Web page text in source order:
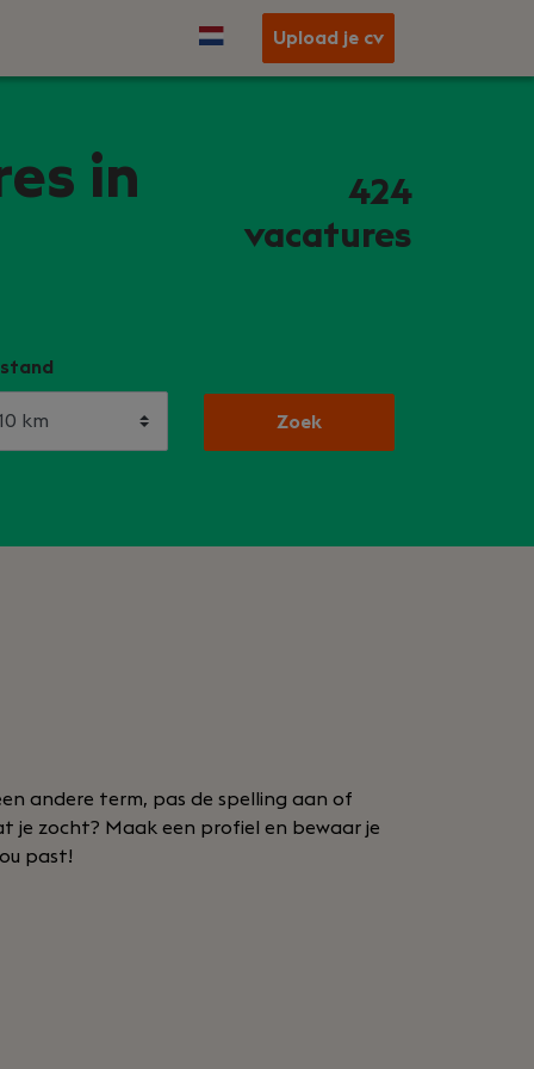
Upload je cv
in
424
vacatures
Zoek
andere term, pas de spelling aan of
je zocht? Maak een profiel en bewaar je
past!